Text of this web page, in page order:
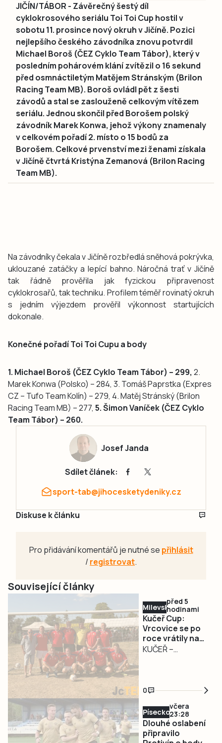
JIČÍN/TÁBOR - Závěrečný šestý díl
cyklokrosového seriálu Toi Toi Cup hostil v
sobotu 11. prosince nový okruh v Jičíně. Pozici
nejlepšího českého závodníka znovu potvrdil
Michael Boroš (ČEZ Cyklo Team Tábor), který v
posledním pohárovém klání zvítězil o 16 sekund
před osmnáctiletým Matějem Stránským (Brilon
Racing Team MB). Boroš ovládl pět z šesti
závodů a stal se zaslouženě celkovým vítězem
seriálu. Jednou skončil před Borošem polský
závodník Marek Konwa, jehož výkony znamenaly
v celkovém pořadí 2. místo o 15 bodů za
Borošem. Celkové prvenství mezi ženami získala
v Jičíně čtvrtá Kristýna Zemanová (Brilon Racing
Team MB).
Na závodníky čekala v Jičíně rozbředlá sněhová pokrývka,
uklouzané zatáčky a lepící bahno. Náročná trať v Jičíně
tak řádně prověřila jak fyzickou připravenost
cyklokrosařů, tak techniku. Profilem téměř rovinatý okruh
s jedním výjezdem prověřil výkonnost startujících
dokonale.
Konečné pořadí Toi Toi Cupu a body
1. Michael Boroš (ČEZ Cyklo Team Tábor) – 299, 2.
Marek Konwa (Polsko) – 284, 3. Tomáš Paprstka (Expres
CZ – Tufo Team Kolín) – 279, 4. Matěj Stránský (Brilon
Racing Team MB) – 277, 5. Šimon Vaníček (ČEZ Cyklo
Team Tábor) – 260.
Josef Janda
Sdílet článek:
sport-tab@jihocesketydeniky.cz
Diskuse k článku
Pro přidávání komentářů je nutné se přihlásit
/registrovat.
Související články
Milevsko
před 5
hodinami
Kučeř Cup:
Vrcovice se po
roce vrátily na
trůn, domácí z
KUČEŘ –
odvezly Vrcovice.
Na sobotu 8.
srpna připadl 29.
ročník tradičního
turnaje starých
0
Písecko
včera
23:28
Dlouhé oslabení
připravilo